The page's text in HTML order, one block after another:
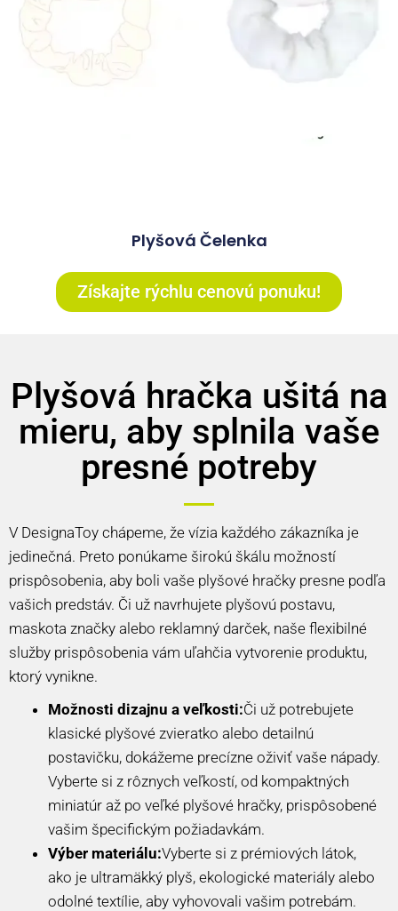
Plyšová Čelenka
Získajte rýchlu cenovú ponuku!
Plyšová hračka ušitá na
mieru, aby splnila vaše
presné potreby
V DesignaToy chápeme, že vízia každého zákazníka je
jedinečná. Preto ponúkame širokú škálu možností
prispôsobenia, aby boli vaše plyšové hračky presne podľa
vašich predstáv. Či už navrhujete plyšovú postavu,
maskota značky alebo reklamný darček, naše flexibilné
služby prispôsobenia vám uľahčia vytvorenie produktu,
ktorý vynikne.
Možnosti dizajnu a veľkosti:Či už potrebujete
klasické plyšové zvieratko alebo detailnú
postavičku, dokážeme precízne oživiť vaše nápady.
Vyberte si z rôznych veľkostí, od kompaktných
miniatúr až po veľké plyšové hračky, prispôsobené
vašim špecifickým požiadavkám.
Výber materiálu:Vyberte si z prémiových látok,
ako je ultramäkký plyš, ekologické materiály alebo
odolné textílie, aby vyhovovali vašim potrebám.